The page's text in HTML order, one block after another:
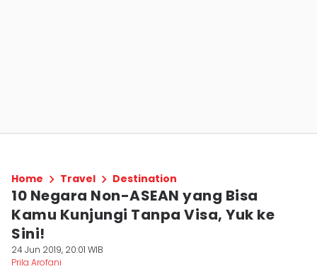
Home Travel Destination
10 Negara Non-ASEAN yang Bisa
Kamu Kunjungi Tanpa Visa, Yuk ke
Sini!
24 Jun 2019, 20:01 WIB
Prila Arofani